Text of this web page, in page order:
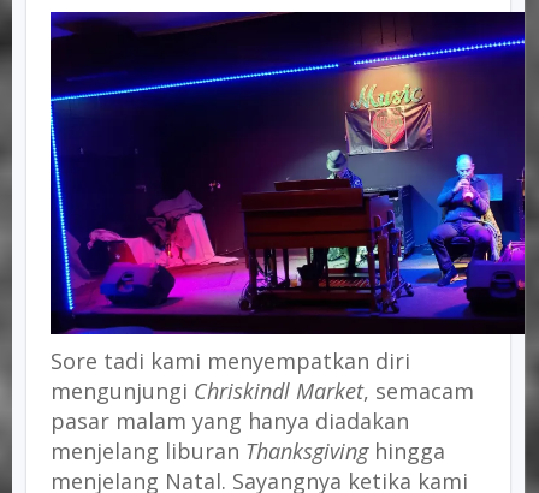
Sore tadi kami menyempatkan diri
mengunjungi Chriskindl Market, semacam
pasar malam yang hanya diadakan
menjelang liburan Thanksgivinghingga
menjelang Natal. Sayangnya ketika kami